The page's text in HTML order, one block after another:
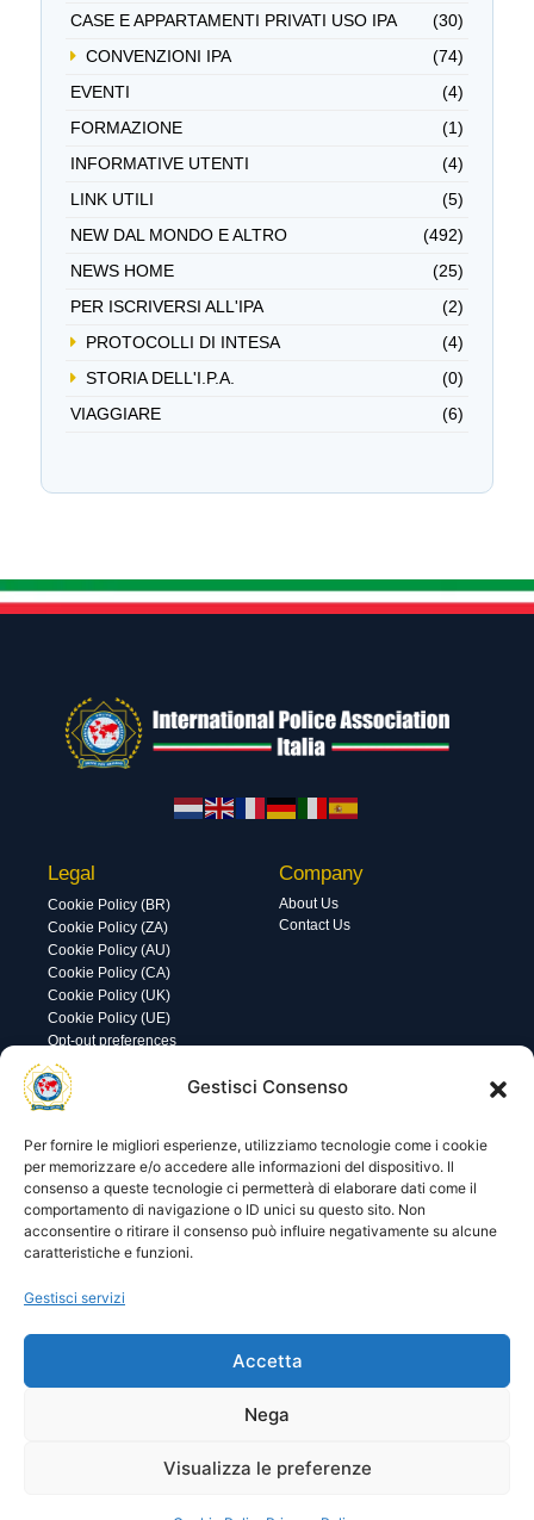
Gestisci Consenso
Per fornire le migliori esperienze, utilizziamo tecnologie come i cookie
per memorizzare e/o accedere alle informazioni del dispositivo. Il
consenso a queste tecnologie ci permetterà di elaborare dati come il
comportamento di navigazione o ID unici su questo sito. Non
acconsentire o ritirare il consenso può influire negativamente su alcune
caratteristiche e funzioni.
Gestisci servizi
Accetta
Nega
Visualizza le preferenze
CASE E APPARTAMENTI PRIVATI USO IPA
(30)
CONVENZIONI IPA
(74)
EVENTI
(4)
FORMAZIONE
(1)
INFORMATIVE UTENTI
(4)
LINK UTILI
(5)
NEW DAL MONDO E ALTRO
(492)
NEWS HOME
(25)
PER ISCRIVERSI ALL'IPA
(2)
PROTOCOLLI DI INTESA
(4)
STORIA DELL'I.P.A.
(0)
VIAGGIARE
(6)
Legal
Cookie Policy (BR)
Cookie Policy (ZA)
Cookie Policy (AU)
Cookie Policy (CA)
Cookie Policy (UK)
Cookie Policy (UE)
Opt-out preferences
Company
About Us
Contact Us
Utility
Visite di oggi: 0
Visite totali: 13748
Area gestione
© 2025 I.P.A. Italia E.T.S. n. 36463 – Via Niccolò Copernico nr.